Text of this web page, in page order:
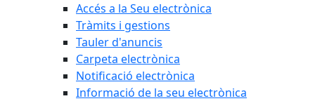
Accés a la Seu electrònica
Tràmits i gestions
Tauler d'anuncis
Carpeta electrònica
Notificació electrònica
Informació de la seu electrònica